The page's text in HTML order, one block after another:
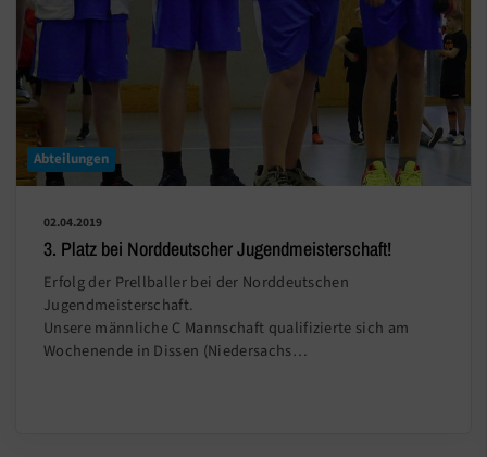
Abteilungen
02.04.2019
3. Platz bei Norddeutscher Jugendmeisterschaft!
Erfolg der Prellballer bei der Norddeutschen
Jugendmeisterschaft.
Unsere männliche C Mannschaft qualifizierte sich am
Wochenende in Dissen (Niedersachs…